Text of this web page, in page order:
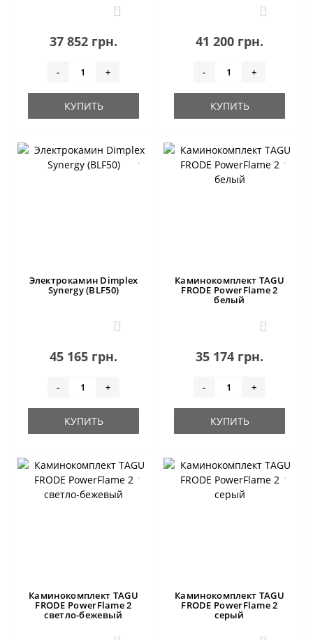
0
37 852 грн.
- +
КУПИТЬ
0
41 200 грн.
- +
КУПИТЬ
Электрокамин Dimplex
Synergy (BLF50)
0
45 165 грн.
- +
КУПИТЬ
Каминокомплект TAGU
FRODE PowerFlame 2
белый
0
35 174 грн.
- +
КУПИТЬ
Каминокомплект TAGU
FRODE PowerFlame 2
светло-бежевый
Каминокомплект TAGU
FRODE PowerFlame 2
серый